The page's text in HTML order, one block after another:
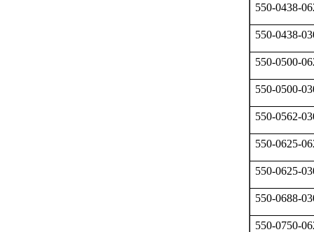
550-0438-
550-0438-
550-0500-
550-0500-
550-0562-
550-0625-
550-0625-
550-0688-
550-0750-